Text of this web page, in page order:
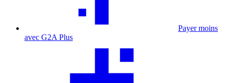
Payer moins
avec G2A Plus